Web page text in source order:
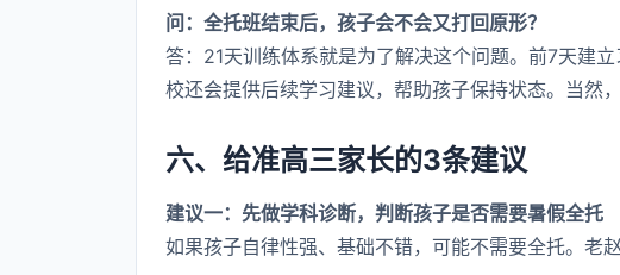
问：全托班结束后，孩子会不会又打回原形？
答：21天训练体系就是为了解决这个问题。前7天建
校还会提供后续学习建议，帮助孩子保持状态。当然
六、给准高三家长的3条建议
建议一：先做学科诊断，判断孩子是否需要暑假全托
如果孩子自律性强、基础不错，可能不需要全托。老